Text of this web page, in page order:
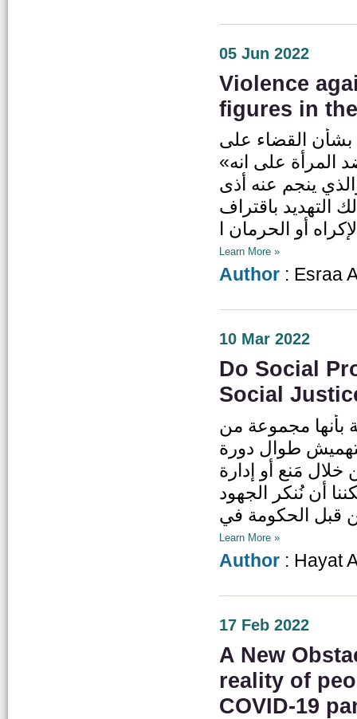
05 Jun 2022
Violence
figures in
بشأن القضاء على
العنف ضد المرأة على انه»
ينجم عنه أذى
التهديد باقتراف
Learn More »
Author : Esraa
10 Mar 2022
Do Social
Social
بأنها مجموعة من
طوال دورة
مَنع أو إدارة
أن نُنكر الجهود
Learn More »
Author : Hayat
17 Feb 2022
A New
reality of
COVID-19